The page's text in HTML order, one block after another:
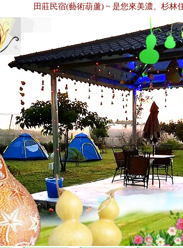
田莊民宿(藝術葫蘆) ~ 是您來美濃、杉林住